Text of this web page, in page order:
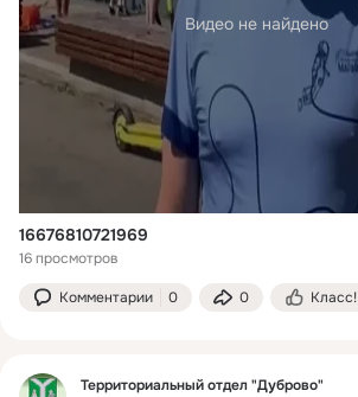
Видео не найдено
16676810721969
16 просмотров
Комментарии 0 0 Класс!
Территориальный отдел "Дуброво"